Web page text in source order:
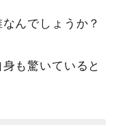
んでしょうか？
も驚いていると